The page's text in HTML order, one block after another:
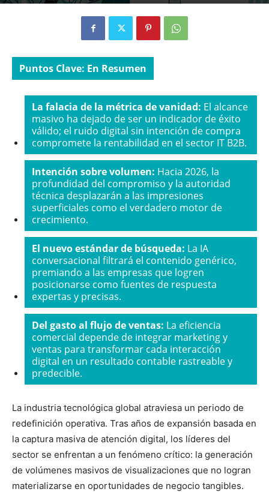
Puntos Clave: En Resumen
La falacia de la métrica de vanidad: El alcance
masivo ha dejado de ser un indicador de éxito
válido; el ruido digital sin intención de compra
compromete la rentabilidad en el sector IT B2B.
Intención sobre volumen: Hacia 2026, la
profundidad del compromiso y la autoridad
técnica desplazarán a las impresiones
superficiales como el verdadero motor de
crecimiento.
El nuevo estándar de búsqueda: La IA
conversacional filtrará el contenido genérico,
premiando a las empresas que logren
posicionarse como fuentes de respuesta
expertas y precisas.
Del gasto al flujo de ventas: La eficiencia
comercial depende de integrar marketing y
ventas para transformar cada interacción
digital en un resultado contable rastreable y
predecible.
La industria tecnológica global atraviesa un periodo de
redefinición operativa. Tras años de expansión basada en
la captura masiva de atención digital, los líderes del
sector se enfrentan a un fenómeno crítico: la generación
de volúmenes masivos de visualizaciones que no logran
materializarse en oportunidades de negocio tangibles.